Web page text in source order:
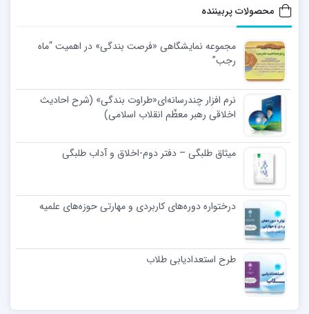
محصولات پربیننده
مجموعه نمایشگاهی «فرصت بندگی» در اهمیت “ماه
رجب”
نرم افزار چندرسانه‌ای«طراوت بندگی» (شرح احادیث
اخلاقی رهبر معظّم انقلاب اسلامی)
میثاق طلبگی – دفتر دوم-اخلاق و آداب طلبگی
درختواره دوره‌های کاربردی و مهارتی حوزه‌های علمیه
طرح استعدادیابی طلاب